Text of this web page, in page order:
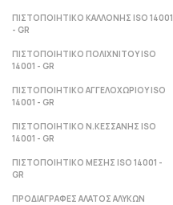
ΠΙΣΤΟΠΟΙΗΤΙΚΟ ΚΑΛΛΟΝΗΣ ISO 14001
- GR
ΠΙΣΤΟΠΟΙΗΤΙΚΟ ΠΟΛΙΧΝΙΤΟΥ ISO
14001 - GR
ΠΙΣΤΟΠΟΙΗΤΙΚΟ ΑΓΓΕΛΟΧΩΡΙΟΥ ISO
14001 - GR
ΠΙΣΤΟΠΟΙΗΤΙΚΟ Ν.ΚΕΣΣΑΝΗΣ ISO
14001 - GR
ΠΙΣΤΟΠΟΙΗΤΙΚΟ ΜΕΣΗΣ ISO 14001 -
GR
ΠΡΟΔΙΑΓΡΑΦΕΣ ΑΛΑΤΟΣ ΑΛΥΚΩΝ